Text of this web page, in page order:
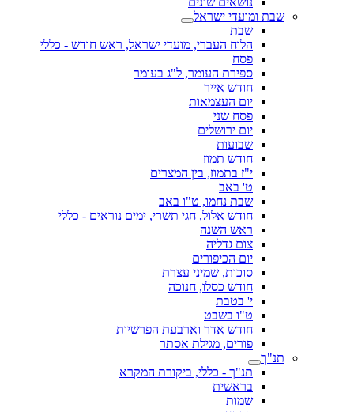
שבת ומועדי ישראל
שבת
הלוח העברי, מועדי ישראל, ראש חודש - כללי
פסח
ספירת העומר, ל"ג בעומר
חודש אייר
יום העצמאות
פסח שני
יום ירושלים
שבועות
חודש תמוז
י"ז בתמוז, בין המצרים
ט' באב
שבת נחמו, ט"ו באב
חודש אלול, חגי תשרי, ימים נוראים - כללי
ראש השנה
צום גדליה
יום הכיפורים
סוכות, שמיני עצרת
חודש כסלו, חנוכה
י' בטבת
ט"ו בשבט
חודש אדר וארבעת הפרשיות
פורים, מגילת אסתר
תנ"ך
תנ"ך - כללי, ביקורת המקרא
בראשית
שמות